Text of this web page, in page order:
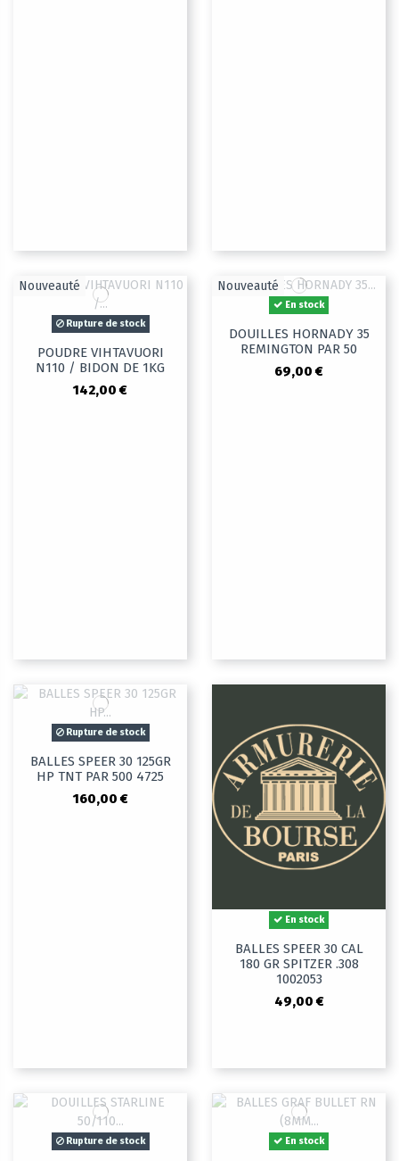
Nouveauté
Rupture de stock
POUDRE VIHTAVUORI
N110 / BIDON DE 1KG
142,00 €
Nouveauté
En stock
DOUILLES HORNADY 35
REMINGTON PAR 50
69,00 €
Rupture de stock
BALLES SPEER 30 125GR
HP TNT PAR 500 4725
160,00 €
En stock
BALLES SPEER 30 CAL
180 GR SPITZER .308
1002053
49,00 €
Rupture de stock En stock